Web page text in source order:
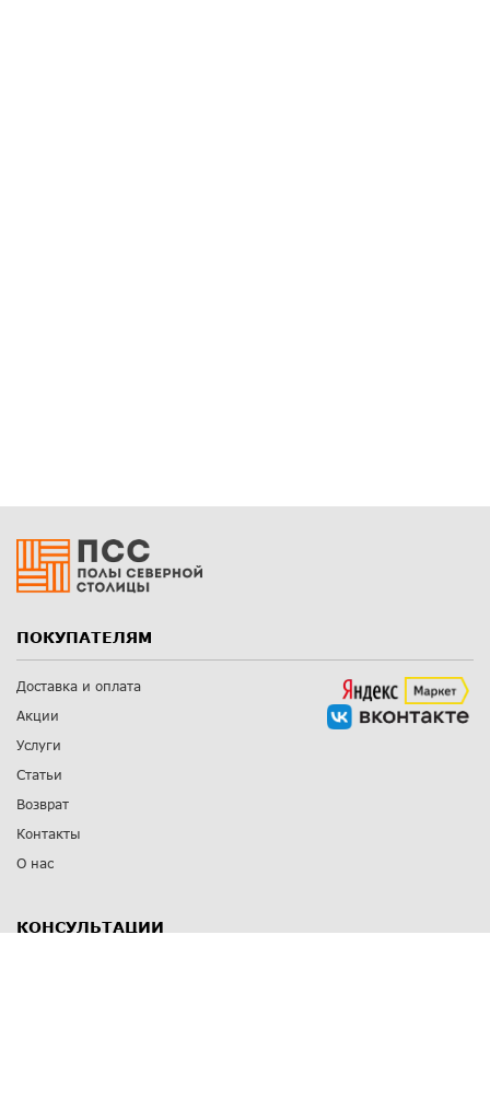
ПОКУПАТЕЛЯМ
Доставка и оплата
Акции
Услуги
Статьи
Возврат
Контакты
О нас
КОНСУЛЬТАЦИИ